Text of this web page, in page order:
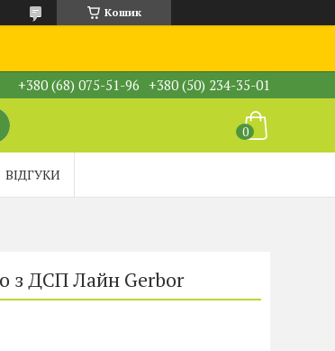
Кошик
+380 (68) 075-51-96 +380 (50) 234-35-01
ВІДГУКИ
з ДСП Лайн Gerbor